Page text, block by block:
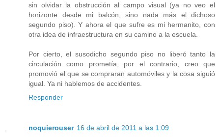
sin olvidar la obstrucción al campo visual (ya no veo el
horizonte desde mi balcón, sino nada más el dichoso
segundo piso). Y ahora el que sufre es mi hermanito, con
otra idea de infraestructura en su camino a la escuela.
Por cierto, el susodicho segundo piso no liberó tanto la
circulación como prometía, por el contrario, creo que
promovió el que se compraran automóviles y la cosa siguió
igual. Ya ni hablemos de accidentes.
Responder
noquierouser 16 de abril de 2011 a las 1:09